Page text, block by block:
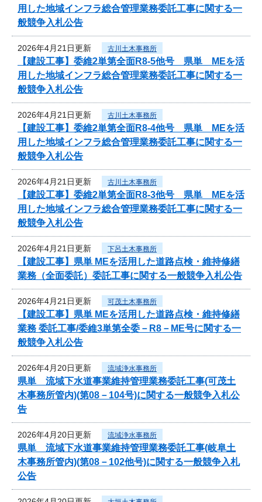
用した地域インフラ総合管理業務委託工事に関する一
般競争入札公告
2026年4月21日更新 古川土木事務所
【建設工事】委維2単第全面R8-5他号 県単 MEを活
用した地域インフラ総合管理業務委託工事に関する一
般競争入札公告
2026年4月21日更新 古川土木事務所
【建設工事】委維2単第全面R8-4他号 県単 MEを活
用した地域インフラ総合管理業務委託工事に関する一
般競争入札公告
2026年4月21日更新 古川土木事務所
【建設工事】委維2単第全面R8-3他号 県単 MEを活
用した地域インフラ総合管理業務委託工事に関する一
般競争入札公告
2026年4月21日更新 下呂土木事務所
【建設工事】県単 MEを活用した道路点検・維持修繕
業務（全面委託）委託工事に関する一般競争入札公告
2026年4月21日更新 可茂土木事務所
【建設工事】県単 MEを活用した道路点検・維持修繕
業務 委託工事/委維3単第全委－R8－ME号に関する一
般競争入札公告
2026年4月20日更新 流域浄水事務所
県単 流域下水道事業維持管理業務委託工事(可茂土
木事務所管内)(第08－104号)に関する一般競争入札公
告
2026年4月20日更新 流域浄水事務所
県単 流域下水道事業維持管理業務委託工事(岐阜土
木事務所管内)(第08－102他号)に関する一般競争入札
公告